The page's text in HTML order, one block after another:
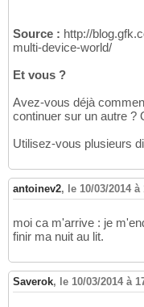
Source : http://
multi-device-world/
Et vous ?
Avez-vous déjà
continuer sur un autre ?
Utilisez-vous plusieurs
antoinev2, le 10/03/2014 à
moi ca m'arrive : je
finir ma nuit au lit.
Saverok, le 10/03/2014 à